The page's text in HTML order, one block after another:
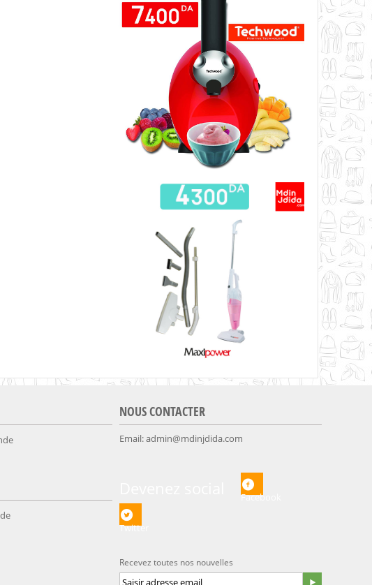
NOUS CONTACTER
Email:admin@mdinjdida.com
Facebook
Twitter
Recevez toutes nos nouvelles